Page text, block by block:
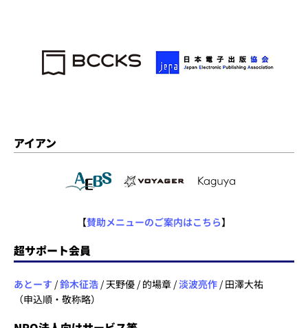
アイアン
【賛助メニューのご案内はこちら】
超サポート会員
あとーす /鈴木征浩 / 天野優 / 的場章 /淡波亮作 / 田澤大祐
（申込順・敬称略）